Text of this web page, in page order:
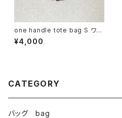
one handle tote bag S ワン
ハンドル トートバッグ r
¥4,000
CATEGORY
バッグ bag